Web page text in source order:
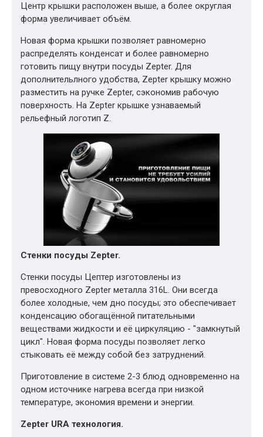
Центр крышки расположен выше, а более округлая
форма увеличивает объём.
Новая форма крышки позволяет равномерно
распределять конденсат и более равномерно
готовить пищу внутри посуды Zepter. Для
дополнительлного удобства, Zepter крышку можно
разместить на ручке Zepter, сэкономив рабочую
поверхность. На Zepter крышке узнаваемый
рельефный логотип Z.
Стенки посуды Zepter.
Стенки посуды Цептер изготовлены из
превосходного Zepter металла 316L. Они всегда
более холодные, чем дно посуды; это обеспечивает
конденсацию обогащённой питательными
веществами жидкости и её циркуляцию - "замкнутый
цикл". Новая форма посуды позволяет легко
стыковать её между собой без затруднений.
Приготовление в системе 2-3 блюд одновременно на
одном источнике нагрева всегда при низкой
температуре, экономия времени и энергии.
Zepter URA технология.